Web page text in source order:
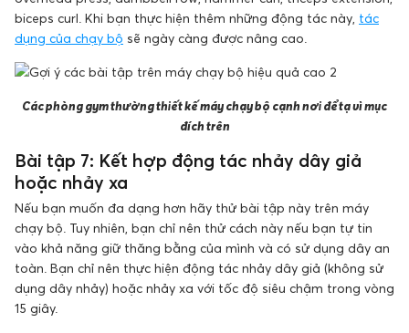
biceps curl. Khi bạn thực hiện thêm những động tác này, tác
dụng của chạy bộ sẽ ngày càng được nâng cao.
Các phòng gym thường thiết kế máy chạy bộ cạnh nơi để tạ vì mục
đích trên
Bài tập 7: Kết hợp động tác nhảy dây giả
hoặc nhảy xa
Nếu bạn muốn đa dạng hơn hãy thử bài tập này trên máy
chạy bộ. Tuy nhiên, bạn chỉ nên thử cách này nếu bạn tự tin
vào khả năng giữ thăng bằng của mình và có sử dụng dây an
toàn. Bạn chỉ nên thực hiện động tác nhảy dây giả (không sử
dụng dây nhảy) hoặc nhảy xa với tốc độ siêu chậm trong vòng
15 giây.